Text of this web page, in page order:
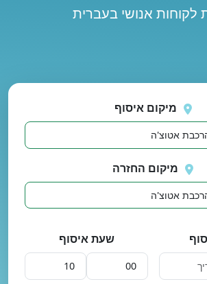
לקוחות אנושי בעברית
שוב
מיקום איסוף
מיקום החזרה
שעת איסוף